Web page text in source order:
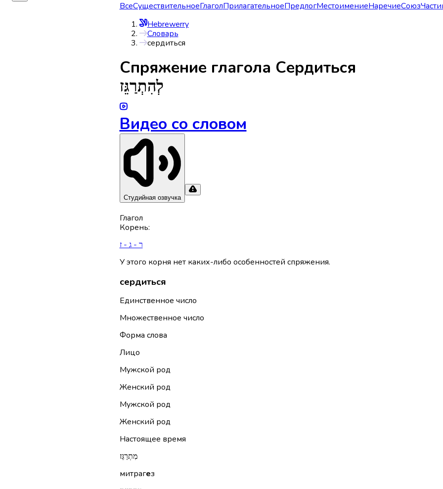
ВсеСуществительноеГлаголПрилагательноеПредлогМестоимениеНаречиеСоюз
Hebrewerry
Словарь
сердиться
Спряжениe глагола Сердиться
לְהִתְרַגֵּז
Видео со словом
Студийная озвучка
Глагол
Корень:
ר - ג - ז
У этого корня нет каких-либо особенностей спряжения.
сердиться
Единственное число
Множественное число
Форма слова
Лицо
Мужской род
Женский род
Мужской род
Женский род
Настоящее время
מִתְרַגֵּז
митрагез